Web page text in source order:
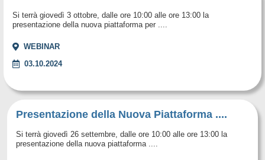
Si terrà giovedì 3 ottobre, dalle ore 10:00 alle ore 13:00 la
presentazione della nuova piattaforma per ....
WEBINAR
03.10.2024
Presentazione della Nuova Piattaforma ....
Si terrà giovedì 26 settembre, dalle ore 10:00 alle ore 13:00 la
presentazione della nuova piattaforma ....